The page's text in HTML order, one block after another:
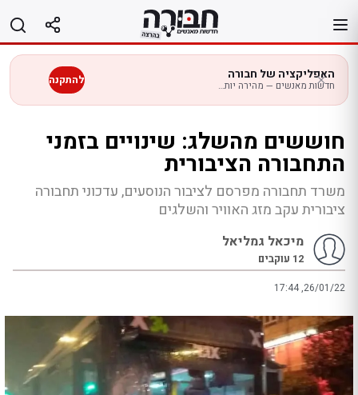
לתוכן
האפליקציה של חבורה
חדשות מאנשים — מהירה יותר בנייד להתקנה
חוששים מהשלג: שינויים בזמני
התחבורה הציבורית
משרד תחבורה מפרסם לציבור הנוסעים, עדכוני תחבורה
ציבורית עקב מזג האוויר והשלגים
מיכאל גמליאל
12 עוקבים
17:44 ,26/01/22